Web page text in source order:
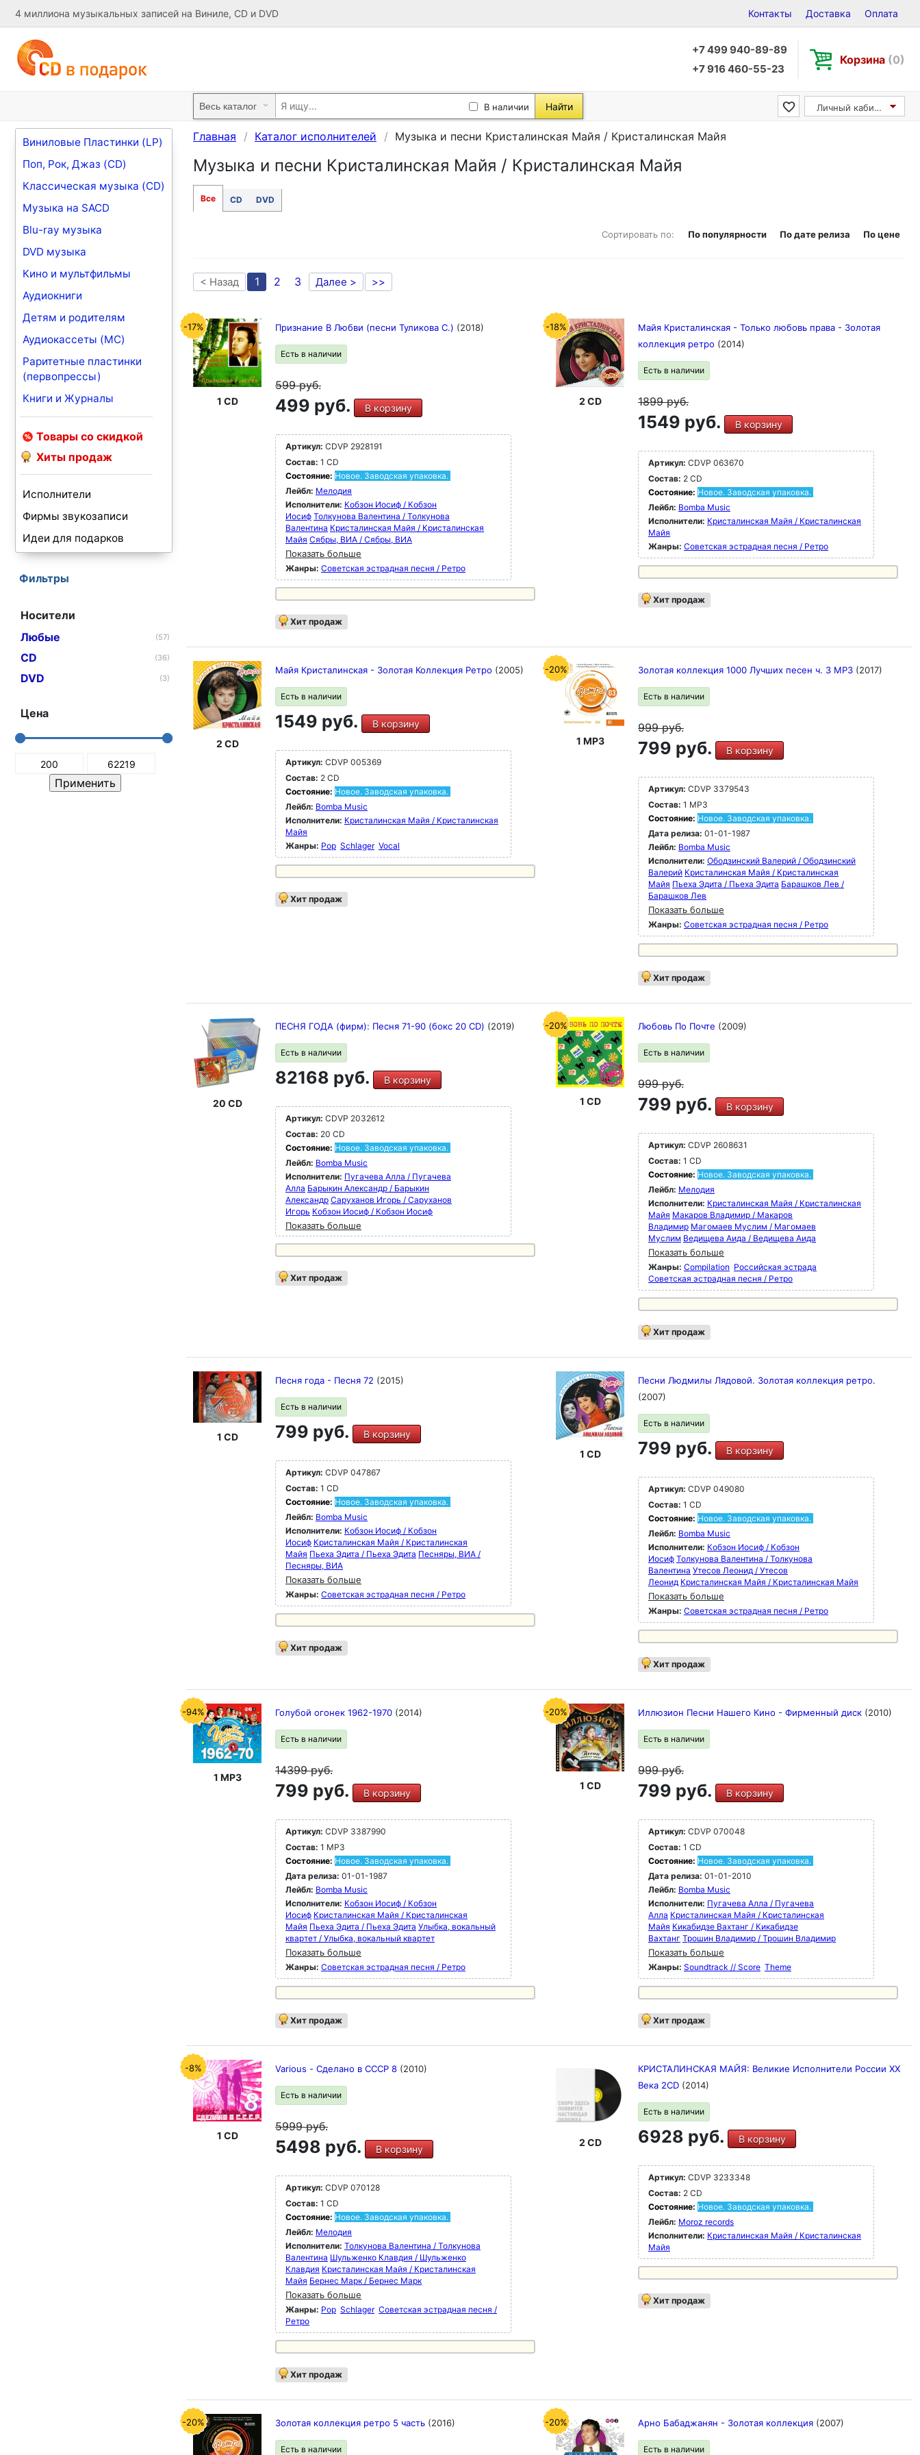
4 миллиона музыкальных записей на Виниле, CD и DVD Контакты Доставка Оплата
+7 499 940-89-89
+7 916 460-55-23
Корзина (0)
В наличии Найти Личный кабинет
Виниловые Пластинки (LP)
Поп, Рок, Джаз (CD)
Классическая музыка (CD)
Музыка на SACD
Blu-ray музыка
DVD музыка
Кино и мультфильмы
Аудиокниги
Детям и родителям
Аудиокассеты (MC)
Раритетные пластинки
(первопрессы)
Книги и Журналы
Товары со скидкой
Хиты продаж
Исполнители
Фирмы звукозаписи
Идеи для подарков
Фильтры
Носители
Любые
(57)
CD (36)
DVD (3)
Цена
Главная Каталог исполнителей Музыка и песни Кристалинская Майя / Кристалинская Майя
Музыка и песни Кристалинская Майя / Кристалинская Майя
Все CD DVD
Сортировать по: По популярности По дате релиза По цене
< Назад 1 2 3 Далее > >>
-17%
1 CD
Признание В Любви (песни Туликова С.) (2018)
Есть в наличии
599руб.
499 руб. В корзину
Артикул: CDVP 2928191
Состав: 1 CD
Состояние: Новое. Заводская упаковка.
Лейбл: Мелодия
Исполнители: Кобзон Иосиф / Кобзон
Иосиф Толкунова Валентина / Толкунова
Валентина Кристалинская Майя / Кристалинская
Майя Сябры, ВИА / Сябры, ВИА
Показать больше
Жанры: Советская эстрадная песня / Ретро
Хит продаж
-18%
2 CD
Майя Кристалинская - Только любовь права - Золотая
коллекция ретро (2014)
Есть в наличии
1899руб.
1549 руб. В корзину
Артикул: CDVP 063670
Состав: 2 CD
Состояние: Новое. Заводская упаковка.
Лейбл: Bomba Music
Исполнители: Кристалинская Майя / Кристалинская
Майя
Жанры: Советская эстрадная песня / Ретро
Хит продаж
2 CD
Майя Кристалинская - Золотая Коллекция Ретро (2005)
Есть в наличии
1549 руб. В корзину
Артикул: CDVP 005369
Состав: 2 CD
Состояние: Новое. Заводская упаковка.
Лейбл: Bomba Music
Исполнители: Кристалинская Майя / Кристалинская
Майя
Жанры: Pop Schlager Vocal
Хит продаж
-20%
1 MP3
Золотая коллекция 1000 Лучших песен ч. 3 MP3 (2017)
Есть в наличии
999руб.
799 руб. В корзину
Артикул: CDVP 3379543
Состав: 1 MP3
Состояние: Новое. Заводская упаковка.
Дата релиза: 01-01-1987
Лейбл: Bomba Music
Исполнители: Ободзинский Валерий / Ободзинский
Валерий Кристалинская Майя / Кристалинская
Майя Пьеха Эдита / Пьеха Эдита Барашков Лев /
Барашков Лев
Показать больше
Жанры: Советская эстрадная песня / Ретро
Хит продаж
20 CD
ПЕСНЯ ГОДА (фирм): Песня 71-90 (бокс 20 CD) (2019)
Есть в наличии
82168 руб. В корзину
Артикул: CDVP 2032612
Состав: 20 CD
Состояние: Новое. Заводская упаковка.
Лейбл: Bomba Music
Исполнители: Пугачева Алла / Пугачева
Алла Барыкин Александр / Барыкин
Александр Саруханов Игорь / Саруханов
Игорь Кобзон Иосиф / Кобзон Иосиф
Показать больше
Хит продаж
-20%
1 CD
Любовь По Почте (2009)
Есть в наличии
999руб.
799 руб. В корзину
Артикул: CDVP 2608631
Состав: 1 CD
Состояние: Новое. Заводская упаковка.
Лейбл: Мелодия
Исполнители: Кристалинская Майя / Кристалинская
Майя Макаров Владимир / Макаров
Владимир Магомаев Муслим / Магомаев
Муслим Ведищева Аида / Ведищева Аида
Показать больше
Жанры: Compilation Российская эстрада
Советская эстрадная песня / Ретро
Хит продаж
1 CD
Песня года - Песня 72 (2015)
Есть в наличии
799 руб. В корзину
Артикул: CDVP 047867
Состав: 1 CD
Состояние: Новое. Заводская упаковка.
Лейбл: Bomba Music
Исполнители: Кобзон Иосиф / Кобзон
Иосиф Кристалинская Майя / Кристалинская
Майя Пьеха Эдита / Пьеха Эдита Песняры, ВИА /
Песняры, ВИА
Показать больше
Жанры: Советская эстрадная песня / Ретро
Хит продаж
1 CD
Песни Людмилы Лядовой. Золотая коллекция ретро.
(2007)
Есть в наличии
799 руб. В корзину
Артикул: CDVP 049080
Состав: 1 CD
Состояние: Новое. Заводская упаковка.
Лейбл: Bomba Music
Исполнители: Кобзон Иосиф / Кобзон
Иосиф Толкунова Валентина / Толкунова
Валентина Утесов Леонид / Утесов
Леонид Кристалинская Майя / Кристалинская Майя
Показать больше
Жанры: Советская эстрадная песня / Ретро
Хит продаж
-94%
1 MP3
Голубой огонек 1962-1970 (2014)
Есть в наличии
14399руб.
799 руб. В корзину
Артикул: CDVP 3387990
Состав: 1 MP3
Состояние: Новое. Заводская упаковка.
Дата релиза: 01-01-1987
Лейбл: Bomba Music
Исполнители: Кобзон Иосиф / Кобзон
Иосиф Кристалинская Майя / Кристалинская
Майя Пьеха Эдита / Пьеха Эдита Улыбка, вокальный
квартет / Улыбка, вокальный квартет
Показать больше
Жанры: Советская эстрадная песня / Ретро
Хит продаж
-20%
1 CD
Иллюзион Песни Нашего Кино - Фирменный диск (2010)
Есть в наличии
999руб.
799 руб. В корзину
Артикул: CDVP 070048
Состав: 1 CD
Состояние: Новое. Заводская упаковка.
Дата релиза: 01-01-2010
Лейбл: Bomba Music
Исполнители: Пугачева Алла / Пугачева
Алла Кристалинская Майя / Кристалинская
Майя Кикабидзе Вахтанг / Кикабидзе
Вахтанг Трошин Владимир / Трошин Владимир
Показать больше
Жанры: Soundtrack // Score Theme
Хит продаж
-8%
1 CD
Various - Сделано в СССР 8 (2010)
Есть в наличии
5999руб.
5498 руб. В корзину
Артикул: CDVP 070128
Состав: 1 CD
Состояние: Новое. Заводская упаковка.
Лейбл: Мелодия
Исполнители: Толкунова Валентина / Толкунова
Валентина Шульженко Клавдия / Шульженко
Клавдия Кристалинская Майя / Кристалинская
Майя Бернес Марк / Бернес Марк
Показать больше
Жанры: Pop Schlager Советская эстрадная песня /
Ретро
Хит продаж
2 CD
КРИСТАЛИНСКАЯ МАЙЯ: Великие Исполнители России XX
Века 2CD (2014)
Есть в наличии
6928 руб. В корзину
Артикул: CDVP 3233348
Состав: 2 CD
Состояние: Новое. Заводская упаковка.
Лейбл: Moroz records
Исполнители: Кристалинская Майя / Кристалинская
Майя
Хит продаж
-20% Золотая коллекция ретро 5 часть (2016)
Есть в наличии
-20% Арно Бабаджанян - Золотая коллекция (2007)
Есть в наличии